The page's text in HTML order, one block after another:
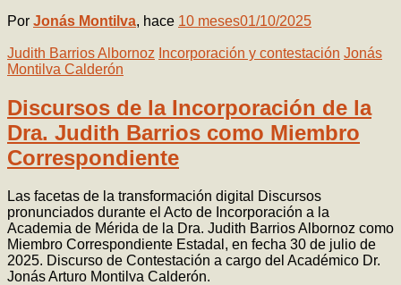
Por Jonás Montilva, hace 10 meses01/10/2025
Judith Barrios Albornoz Incorporación y contestación Jonás
Montilva Calderón
Discursos de la Incorporación de la
Dra. Judith Barrios como Miembro
Correspondiente
Las facetas de la transformación digital Discursos
pronunciados durante el Acto de Incorporación a la
Academia de Mérida de la Dra. Judith Barrios Albornoz como
Miembro Correspondiente Estadal, en fecha 30 de julio de
2025. Discurso de Contestación a cargo del Académico Dr.
Jonás Arturo Montilva Calderón.